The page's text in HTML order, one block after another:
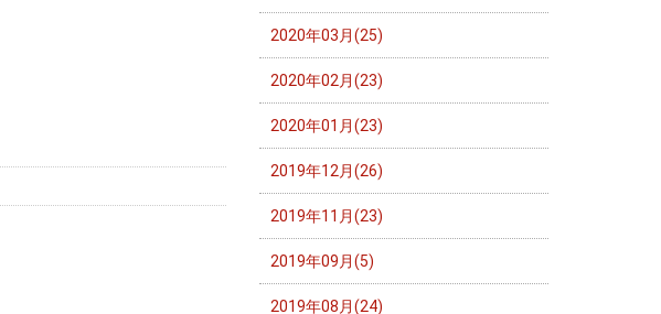
2020年03月(25)
2020年02月(23)
2020年01月(23)
2019年12月(26)
2019年11月(23)
2019年09月(5)
2019年08月(24)